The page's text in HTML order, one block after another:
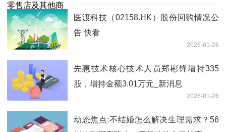
医渡科技（02158.HK）股份回购情况公
告 快看
2026-01-26
先惠技术核心技术人员郑彬锋增持335
股，增持金额3.01万元_新消息
2026-01-26
动态焦点:不结婚怎么解决生理需求？56